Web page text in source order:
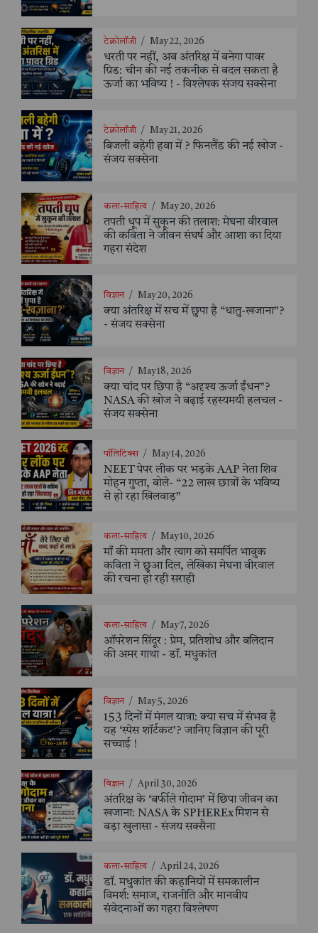
टेक्नोलॉजी / May 22, 2026
धरती पर नहीं, अब अंतरिक्ष में बनेगा पावर
ग्रिड: चीन की नई तकनीक से बदल सकता है
ऊर्जा का भविष्य ! - विश्लेषक संजय सक्सेना
टेक्नोलॉजी / May 21, 2026
बिजली बहेगी हवा में ? फिनलैंड की नई खोज -
संजय सक्सेना
कला-साहित्य / May 20, 2026
तपती धूप में सुकून की तलाश: मेघना वीरवाल
की कविता ने जीवन संघर्ष और आशा का दिया
गहरा संदेश
विज्ञान / May 20, 2026
क्या अंतरिक्ष में सच में छुपा है “धातु-खजाना”?
- संजय सक्सेना
विज्ञान / May 18, 2026
क्या चांद पर छिपा है “अदृश्य ऊर्जा ईंधन”?
NASA की खोज ने बढ़ाई रहस्यमयी हलचल -
संजय सक्सेना
पॉलिटिक्स / May 14, 2026
NEET पेपर लीक पर भड़के AAP नेता शिव
मोहन गुप्ता, बोले- “22 लाख छात्रों के भविष्य
से हो रहा खिलवाड़”
कला-साहित्य / May 10, 2026
माँ की ममता और त्याग को समर्पित भावुक
कविता ने छुआ दिल, लेखिका मेघना वीरवाल
की रचना हो रही सराही
कला-साहित्य / May 7, 2026
ऑपरेशन सिंदूर : प्रेम, प्रतिशोध और बलिदान
की अमर गाथा - डॉ. मधुकांत
विज्ञान / May 5, 2026
153 दिनों में मंगल यात्रा: क्या सच में संभव है
यह ‘स्पेस शॉर्टकट’? जानिए विज्ञान की पूरी
सच्चाई !
विज्ञान / April 30, 2026
अंतरिक्ष के ‘बर्फीले गोदाम’ में छिपा जीवन का
खजाना: NASA के SPHEREx मिशन से
बड़ा खुलासा - संजय सक्सैना
कला-साहित्य / April 24, 2026
डॉ. मधुकांत की कहानियों में समकालीन
विमर्श: समाज, राजनीति और मानवीय
संवेदनाओं का गहरा विश्लेषण